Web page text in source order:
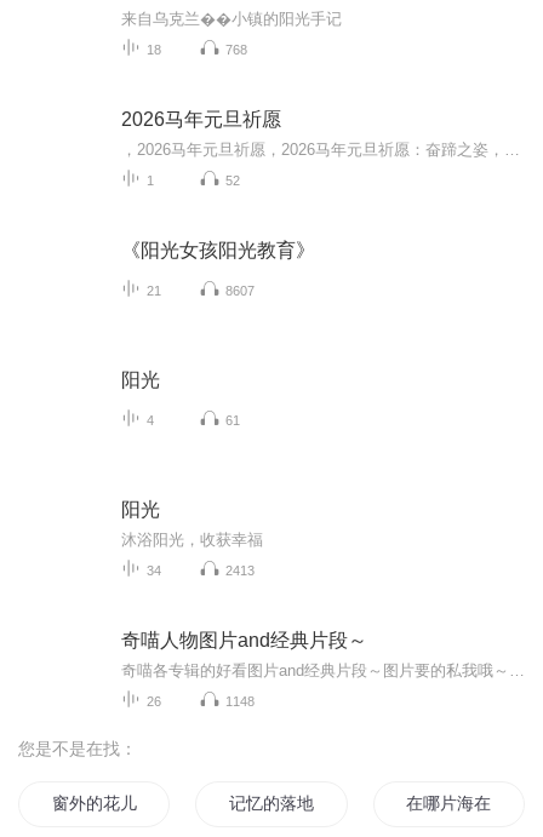
来自乌克兰��小镇的阳光手记
18 768
2026马年元旦祈愿
1 52
《阳光女孩阳光教育》
21 8607
阳光
4 61
阳光
沐浴阳光，收获幸福
34 2413
奇喵人物图片and经典片段～
26 1148
您是不是在找：
窗外的花儿 记忆的落地窗 在哪片海在那片海